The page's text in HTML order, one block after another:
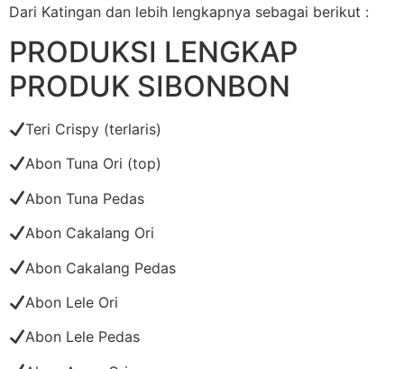
Dari Katingan dan lebih lengkapnya sebagai berikut :
PRODUKSI LENGKAP
PRODUK SIBONBON
Teri Crispy (terlaris)
Abon Tuna Ori (top)
Abon Tuna Pedas
Abon Cakalang Ori
Abon Cakalang Pedas
Abon Lele Ori
Abon Lele Pedas